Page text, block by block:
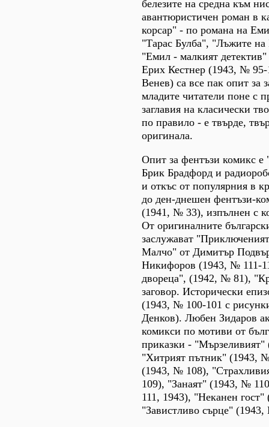
белезите на средна към
авантюристичен роман в
корсар" - по романа на
"Тарас Булба", "Лъжите
"Емил - малкият
Ерих Кестнер (1943, №
Венев) са все пак опит за
младите читатели поне с
заглавия на класически
по правило - е твърде,
оригинала.
Опит за фентъзи комикс е
Брик Брадфорд и
и откъс от популярния в
до ден-днешен фентъзи-
(1941, № 33), изпълнен с
От оригиналните
заслужават
Малчо" от Димитър
Никифоров (1943, № 111-
двореца", (1942, № 81),
заговор. Исторически
(1943, № 100-101 с
Денков). Любен Зидаров
комикси по мотиви от
приказки -
"Хитрият пътник" (1943,
(1943, № 108),
109), "Занаят" (1943, №
111, 1943), "Неканен
"Завистливо сърце"